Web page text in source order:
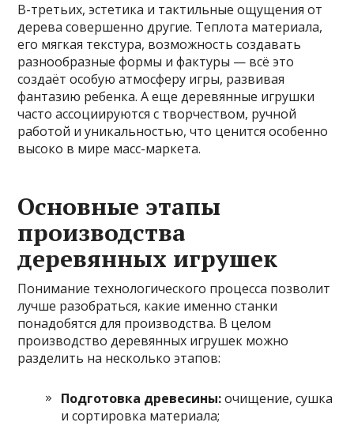
В-третьих, эстетика и тактильные ощущения от
дерева совершенно другие. Теплота материала,
его мягкая текстура, возможность создавать
разнообразные формы и фактуры — всё это
создаёт особую атмосферу игры, развивая
фантазию ребенка. А еще деревянные игрушки
часто ассоциируются с творчеством, ручной
работой и уникальностью, что ценится особенно
высоко в мире масс-маркета.
Основные этапы
производства
деревянных игрушек
Понимание технологического процесса позволит
лучше разобраться, какие именно станки
понадобятся для производства. В целом
производство деревянных игрушек можно
разделить на несколько этапов:
Подготовка древесины:очищение, сушка
и сортировка материала;